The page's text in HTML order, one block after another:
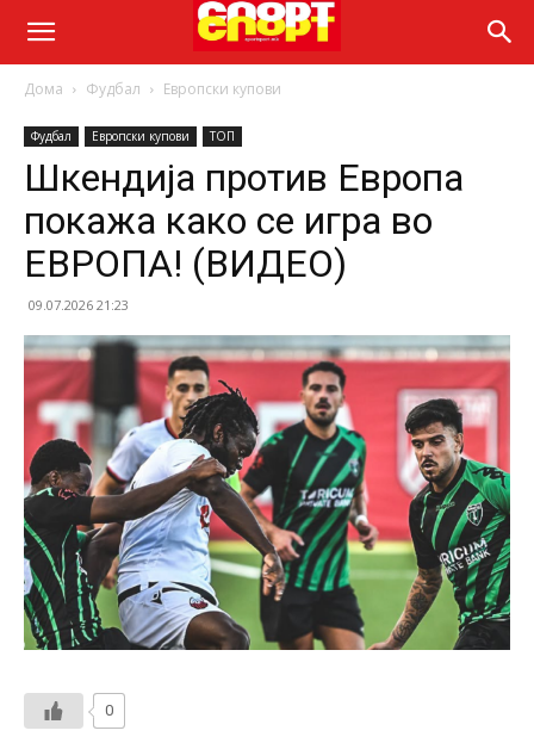
Дома Фудбал Европски купови
Фудбал Европски купови ТОП
Шкендија против Европа
покажа како се игра во
ЕВРОПА! (ВИДЕО)
09.07.2026 21:23
0